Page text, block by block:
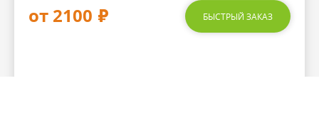
от 2100 ₽ БЫСТРЫЙ ЗАКАЗ